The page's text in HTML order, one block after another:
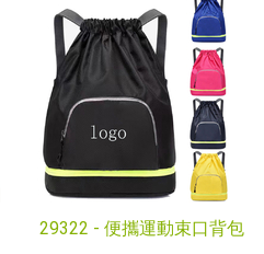
29322 - 便攜運動束口背包